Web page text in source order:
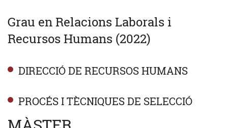
Grau en Relacions Laborals i
Recursos Humans (2022)
DIRECCIÓ DE RECURSOS HUMANS
PROCÉS I TÈCNIQUES DE SELECCIÓ